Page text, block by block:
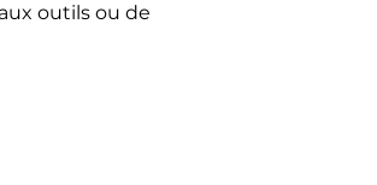
outils ou de